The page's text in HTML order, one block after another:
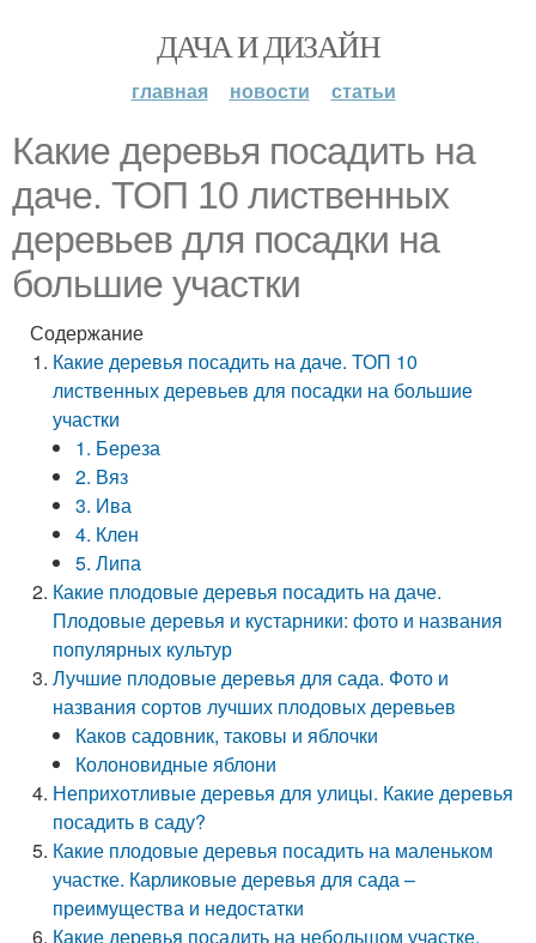
ДАЧА И ДИЗАЙН
главная новости статьи
Какие деревья посадить на
даче. ТОП 10 лиственных
деревьев для посадки на
большие участки
Содержание
Какие деревья посадить на даче. ТОП 10
лиственных деревьев для посадки на большие
участки
1. Береза
2. Вяз
3. Ива
4. Клен
5. Липа
Какие плодовые деревья посадить на даче.
Плодовые деревья и кустарники: фото и названия
популярных культур
Лучшие плодовые деревья для сада. Фото и
названия сортов лучших плодовых деревьев
Каков садовник, таковы и яблочки
Колоновидные яблони
Неприхотливые деревья для улицы. Какие деревья
посадить в саду?
Какие плодовые деревья посадить на маленьком
участке. Карликовые деревья для сада –
преимущества и недостатки
Какие деревья посадить на небольшом участке.